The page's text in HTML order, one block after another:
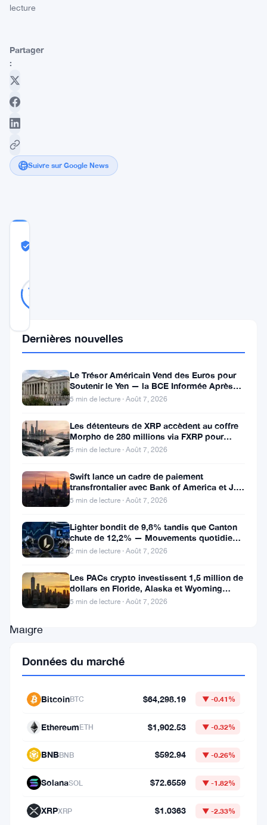
lecture
Partager
:
Suivre sur Google News
79
Solana
Labs
émerge
comme
une
force
conduisant
l’innovation
l’évolution
blockchain
Solana.
Malgré
fonctionnement
peu
discret
rapport
homologues,
Dernières nouvelles
Le Trésor Américain Vend des Euros pour
Soutenir le Yen — la BCE Informée Après
Coup
5 min de lecture · Août 7, 2026
Les détenteurs de XRP accèdent au coffre
Morpho de 280 millions via FXRP pour
emprunter des RLUSD
5 min de lecture · Août 7, 2026
Swift lance un cadre de paiement
transfrontalier avec Bank of America et J.P.
Morgan dans 25 pays
5 min de lecture · Août 7, 2026
Lighter bondit de 9,8% tandis que Canton
chute de 12,2% — Mouvements quotidiens
du 7 août
2 min de lecture · Août 7, 2026
Les PACs crypto investissent 1,5 million de
dollars en Floride, Alaska et Wyoming
après un revers au Michigan
5 min de lecture · Août 7, 2026
Données du marché
BitcoinBTC $64,298.19 ▼ -0.41%
EthereumETH $1,902.53 ▼ -0.32%
BNBBNB $592.94 ▼ -0.26%
SolanaSOL $72.6559 ▼ -1.82%
XRPXRP $1.0363 ▼ -2.33%